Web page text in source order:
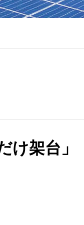
架台」